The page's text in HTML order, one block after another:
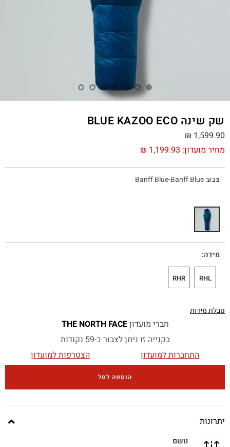
שק שינה BLUE KAZOO ECO
מחיר מועדון: ₪ 1,199.93
₪ 1,599.90
צבע:
Banff Blue-Banff Blue
מידה
RHL
RHR
טבלת מידות
חברי מועדוןTHE NORTH FACE
בקנייה זו ניתן לצבור כ-59 נקודות
התחברות למועדון
הצטרפות למועדון
הוספה לסל
יתרונות
נושם